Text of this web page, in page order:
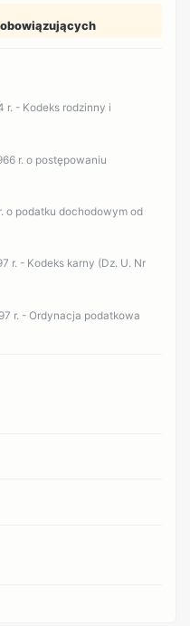
obowiązujących
r. - Kodeks rodzinny i
r. o postępowaniu
o podatku dochodowym od
r. - Kodeks karny (Dz. U. Nr
r. - Ordynacja podatkowa